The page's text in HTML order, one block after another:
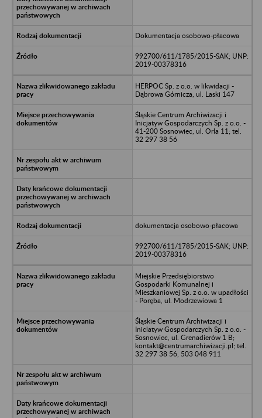
Dokumentacja osobowo-płacowa
992700/611/1785/2015-SAK; UNP:
2019-00378316
HERPOC Sp. z o.o. w likwidacji -
Dąbrowa Górnicza, ul. Laski 147
Śląskie Centrum Archiwizacji i
Inicjatyw Gospodarczych Sp. z o.o. -
41-200 Sosnowiec, ul. Orla 11; tel.
32 297 38 56
dokumentacja osobowo-płacowa
992700/611/1785/2015-SAK; UNP:
2019-00378316
Miejskie Przedsiębiorstwo
Gospodarki Komunalnej i
Mieszkaniowej Sp. z o.o. w upadłości
- Poręba, ul. Modrzewiowa 1
Śląskie Centrum Archiwizacji i
Iniclatyw Gospodarczych Sp. z o.o. -
Sosnowiec, ul. Grenadierów 1 B;
kontakt@centrumarchiwizacji.pl; tel.
32 297 38 56, 503 048 911